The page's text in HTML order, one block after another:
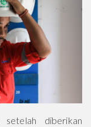
setelah diberikan